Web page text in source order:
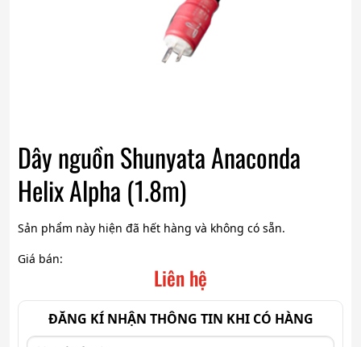
Dây nguồn Shunyata Anaconda
Helix Alpha (1.8m)
Sản phẩm này hiện đã hết hàng và không có sẵn.
Giá bán:
Liên hệ
ĐĂNG KÍ NHẬN THÔNG TIN KHI CÓ HÀNG